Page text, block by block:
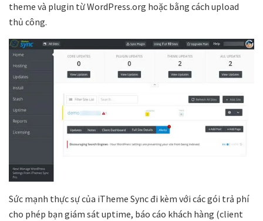
theme và plugin từ WordPress.org hoặc bằng cách upload
thủ công.
Sức mạnh thực sự của iTheme Sync đi kèm với các gói trả phí
cho phép bạn giám sát uptime, báo cáo khách hàng (client